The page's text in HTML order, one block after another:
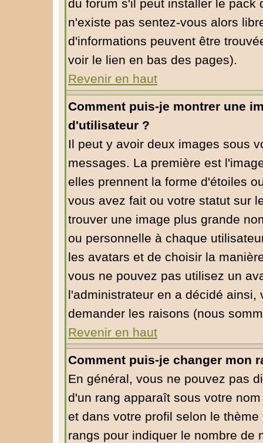
du forum s'il peut installer le pack
n'existe pas sentez-vous alors
d'informations peuvent être
voir le lien en bas des pages).
Revenir en haut
Comment puis-je montrer une
d'utilisateur ?
Il peut y avoir deux images sous
messages. La première est
elles prennent la forme d'étoiles
vous avez fait ou votre statut sur
trouver une image plus grande
ou personnelle à chaque
les avatars et de choisir la
vous ne pouvez pas utilisez un
l'administrateur en a décidé
demander les raisons (nous
Revenir en haut
Comment puis-je changer mon
En général, vous ne pouvez pas
d'un rang apparaît sous votre
et dans votre profil selon le
rangs pour indiquer le nombre de